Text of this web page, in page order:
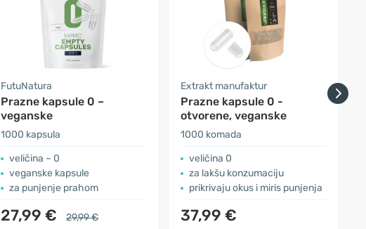
FutuNatura
Prazne kapsule 0 –
veganske
1000 kapsula
veličina – 0
veganske kapsule
za punjenje prahom
27,99 € 29,99 €
Extrakt manufaktur
Prazne kapsule 0 -
otvorene, veganske
1000 komada
veličina 0
za lakšu konzumaciju
prikrivaju okus i miris punjenja
37,99 €